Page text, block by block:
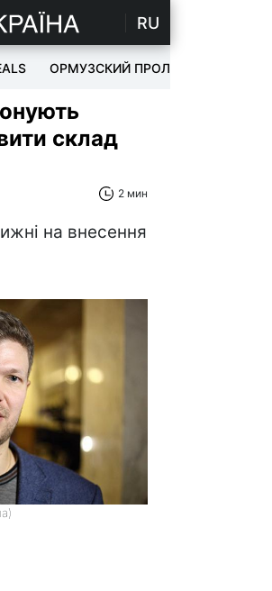
RU
ОРМУЗСКИЙ ПРОЛИВ
склад
2 мин
на внесення